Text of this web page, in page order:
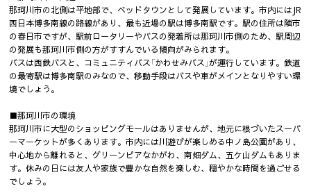
那珂川市の北側は平地部で、ベッドタウンとして発展しています。市内にはJR
西日本博多南線の路線があり、最も近場の駅は博多南駅です。駅の住所は隣市
の春日市ですが、駅前ロータリーやバスの発着所は那珂川市側のため、駅周辺
の発展も那珂川市側の方がすすんでいる傾向がみられます。
バスは西鉄バスと、コミュニティバス「かわせみバス」が運行しています。鉄道
の最寄駅は博多南駅のみなので、移動手段はバスや車がメインとなりやすい環
境でしょう。
■那珂川市の環境
那珂川市に大型のショッピングモールはありませんが、地元に根づいたスーパ
ーマーケットが多くあります。市内には川遊びが楽しめる中ノ島公園があり、
中心地から離れると、グリーンピアなかがわ、南畑ダム、五ケ山ダムもありま
す。休みの日には友人や家族で豊かな自然を楽しむ、穏やかな時間を過ごせる
でしょう。